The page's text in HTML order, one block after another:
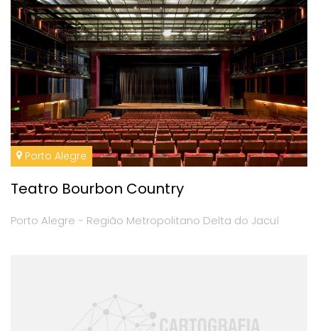
Porto Alegre
Teatro Bourbon Country
Porto Alegre - Região Metropolitano Delta do Jacuí